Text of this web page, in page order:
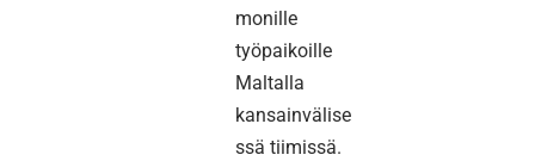
monille
työpaikoille
Maltalla
kansainvälise
ssä tiimissä.